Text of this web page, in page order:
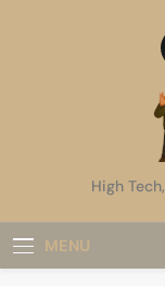
High
MENU